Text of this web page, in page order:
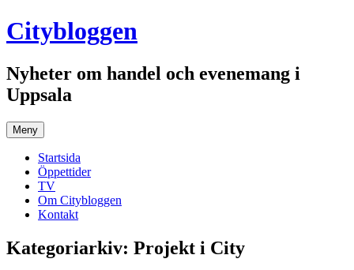
Hoppa
till
Citybloggen
Nyheter om handel och evenemang i
Uppsala
Meny
Startsida
Öppettider
TV
Om Citybloggen
Kontakt
Kategoriarkiv: Projekt i City